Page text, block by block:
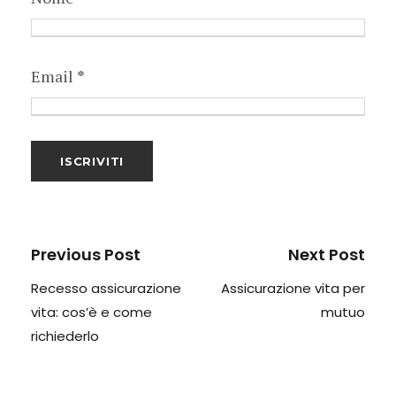
Email *
Previous Post
Recesso assicurazione
vita: cos’è e come
richiederlo
Next Post
Assicurazione vita per
mutuo